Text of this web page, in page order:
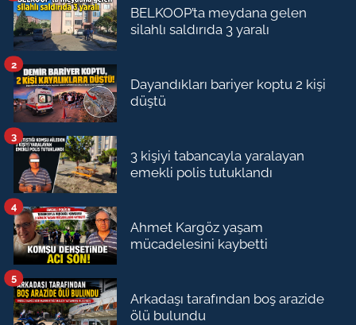
BELKOOP’ta meydana gelen
silahlı saldırıda 3 yaralı
Dayandıkları bariyer koptu 2 kişi
düştü
2
3 kişiyi tabancayla yaralayan
emekli polis tutuklandı
3
Ahmet Kargöz yaşam
mücadelesini kaybetti
4
Arkadaşı tarafından boş arazide
ölü bulundu
5